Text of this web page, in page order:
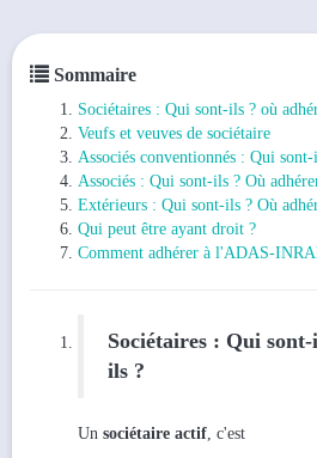
Sommaire
Sociétaires : Qui sont-ils ? où
Veufs et veuves de sociétaire
Associés conventionnés : Qui
Associés : Qui sont-ils ? Où
Extérieurs : Qui sont-ils ? Où
Qui peut être ayant droit ?
Comment adhérer à l'ADAS-
Sociétaires : Qui
ils ?
Un sociétaire actif, c'est